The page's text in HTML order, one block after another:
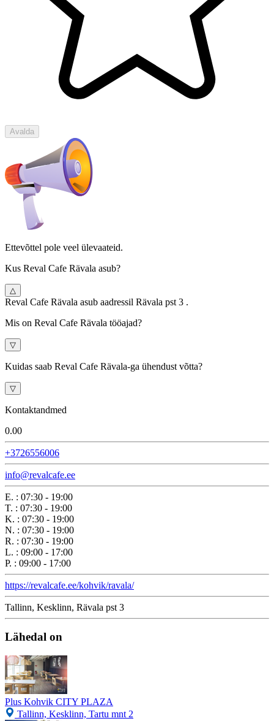
Avalda
Ettevõttel pole veel ülevaateid.
Kus Reval Cafe Rävala asub?
△
Reval Cafe Rävala asub aadressil Rävala pst 3 .
Mis on Reval Cafe Rävala tööajad?
▽
Kuidas saab Reval Cafe Rävala-ga ühendust võtta?
▽
Kontaktandmed
0.00
+3726556006
info@revalcafe.ee
E. : 07:30 - 19:00
T. : 07:30 - 19:00
K. : 07:30 - 19:00
N. : 07:30 - 19:00
R. : 07:30 - 19:00
L. : 09:00 - 17:00
P. : 09:00 - 17:00
https://revalcafe.ee/kohvik/ravala/
Tallinn, Kesklinn, Rävala pst 3
Lähedal on
Plus Kohvik CITY PLAZA
Tallinn, Kesklinn, Tartu mnt 2